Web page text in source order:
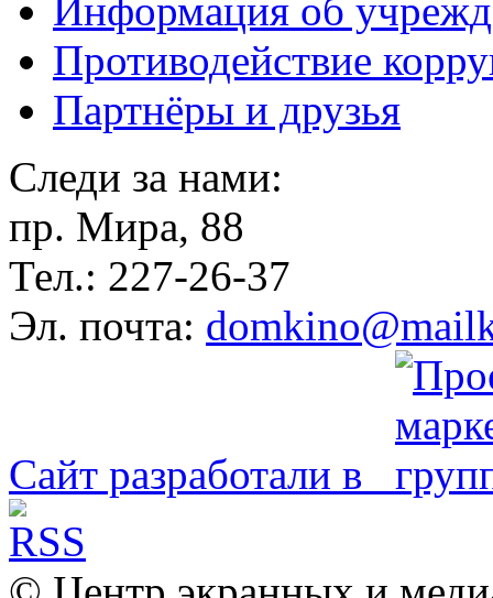
Информация об
Противодействие
Партнёры и друзья
Следи за нами:
пр. Мира, 88
Тел.: 227-26-37
Эл. почта:
Сайт разработали в